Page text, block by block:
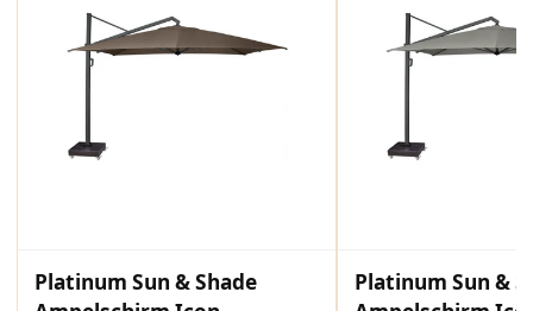
Platinum Sun & Shade
Platinum Sun &